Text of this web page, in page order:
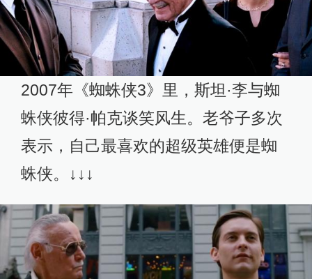
2007年《蜘蛛侠3》里，斯坦·李与蜘
蛛侠彼得·帕克谈笑风生。老爷子多次
表示，自己最喜欢的超级英雄便是蜘
蛛侠。↓↓↓